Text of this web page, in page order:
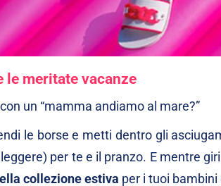
le meritate vacanze
un “mamma andiamo al mare?”
le borse e metti dentro gli
per te e il pranzo. E mentre
collezione estiva per i tuoi bambini